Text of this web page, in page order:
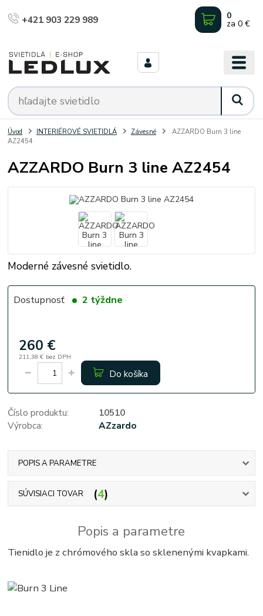
+421 903 229 989 0
za 0 €
Úvod INTERIÉROVÉ SVIETIDLÁ Závesné
AZZARDO Burn 3 line
AZ2454
AZZARDO Burn 3 line AZ2454
Moderné závesné svietidlo.
Dostupnosť 2 týždne
260 €
211,38 € bez DPH
Do košíka
Číslo produktu:
10510
Výrobca:
AZzardo
POPIS A PARAMETRE
SÚVISIACI TOVAR 4
Popis a parametre
Tienidlo je z chrómového skla so sklenenými kvapkami.